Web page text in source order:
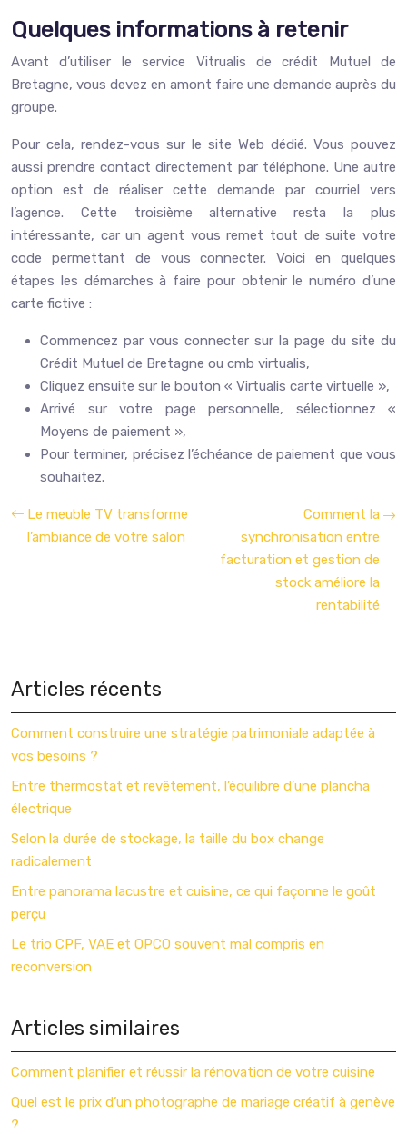
Quelques informations à retenir
Avant d’utiliser le service Vitrualis de crédit Mutuel de
Bretagne, vous devez en amont faire une demande auprès du
groupe.
Pour cela, rendez-vous sur le site Web dédié. Vous pouvez
aussi prendre contact directement par téléphone. Une autre
option est de réaliser cette demande par courriel vers
l’agence. Cette troisième alternative resta la plus
intéressante, car un agent vous remet tout de suite votre
code permettant de vous connecter. Voici en quelques
étapes les démarches à faire pour obtenir le numéro d’une
carte fictive :
Commencez par vous connecter sur la page du site du
Crédit Mutuel de Bretagne ou cmb virtualis,
Cliquez ensuite sur le bouton « Virtualis carte virtuelle »,
Arrivé sur votre page personnelle, sélectionnez «
Moyens de paiement »,
Pour terminer, précisez l’échéance de paiement que vous
souhaitez.
Le meuble TV transforme
l’ambiance de votre salon
Comment la
synchronisation entre
facturation et gestion de
stock améliore la
rentabilité
Articles récents
Comment construire une stratégie patrimoniale adaptée à
vos besoins ?
Entre thermostat et revêtement, l’équilibre d’une plancha
électrique
Selon la durée de stockage, la taille du box change
radicalement
Entre panorama lacustre et cuisine, ce qui façonne le goût
perçu
Le trio CPF, VAE et OPCO souvent mal compris en
reconversion
Articles similaires
Comment planifier et réussir la rénovation de votre cuisine
Quel est le prix d’un photographe de mariage créatif à genève
?